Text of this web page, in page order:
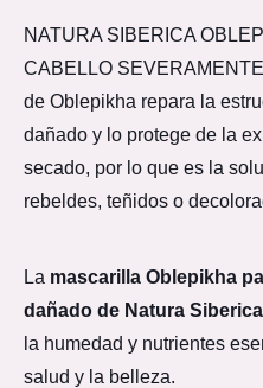
NATURA SIBERICA
CABELLO
de Oblepikha repara la
dañado y lo protege de la
secado, por lo que es la
rebeldes, teñidos o
La mascarilla Oblepikha
dañado de Natura Siberica
la humedad y nutrientes
salud y la belleza.